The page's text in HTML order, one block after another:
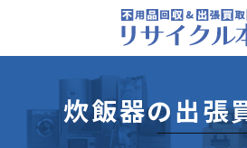
炊飯器の出張